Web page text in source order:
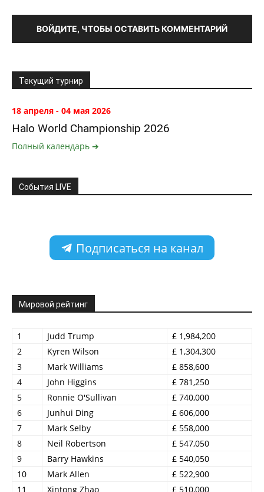
ВОЙДИТЕ, ЧТОБЫ ОСТАВИТЬ КОММЕНТАРИЙ
Текущий турнир
18 апреля - 04 мая 2026
Halo World Championship 2026
Полный календарь ➔
События LIVE
Подписаться на канал
Мировой рейтинг
1 Judd Trump
£ 1,984,200
2
Kyren Wilson
£ 1,304,300
3
Mark Williams
£ 858,600
4
John Higgins
£ 781,250
5
Ronnie O'Sullivan
£ 740,000
6
Junhui Ding
£ 606,000
7
Mark Selby
£ 558,000
8
Neil Robertson
£ 547,050
9
Barry Hawkins
£ 540,050
10
Mark Allen
£ 522,900
11
Xintong Zhao £ 510,000